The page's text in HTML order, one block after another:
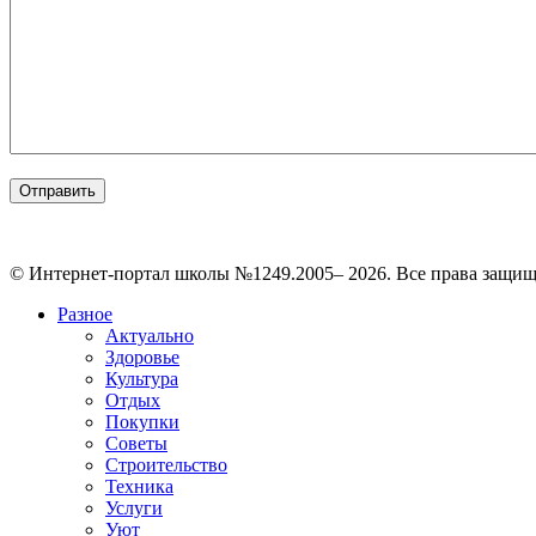
© Интернет-портал школы №1249.2005– 2026. Все права
Разное
Актуально
Здоровье
Культура
Отдых
Покупки
Советы
Строительство
Техника
Услуги
Уют